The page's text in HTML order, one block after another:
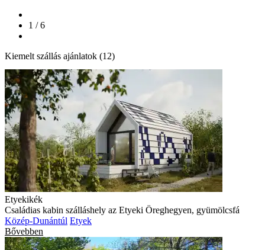
1 / 6
Kiemelt szállás ajánlatok (12)
Etyekikék
Családias kabin szálláshely az Etyeki Öreghegyen, gyümölcsfá
Közép-Dunántúl Etyek
Bővebben